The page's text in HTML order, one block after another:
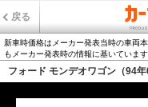
戻る
新車時価格はメーカー発表当時の車両
もメーカー発表時の情報に基いています
フォード モンデオワゴン（94